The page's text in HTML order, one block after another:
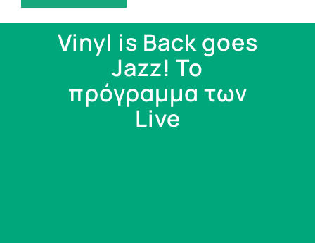
Vinyl is Back goes
Jazz! Το
πρόγραμμα των
Live